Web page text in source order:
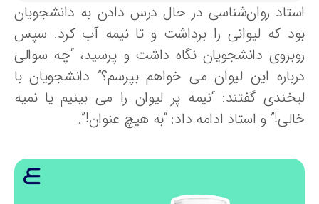
روان‌شناسی در حال درس دادن به دانشجویان
که لیوانی را برداشت و تا نیمه آب کرد. سپس
دانشجویان نگاه داشت و پرسید، “چه سوالی
این لیوان می خواهم بپرسم؟” دانشجویان با
گفتند: “نیمه پر لیوان را می بینیم یا نمیه
و استاد ادامه داد: “به هیچ عنوان!”.